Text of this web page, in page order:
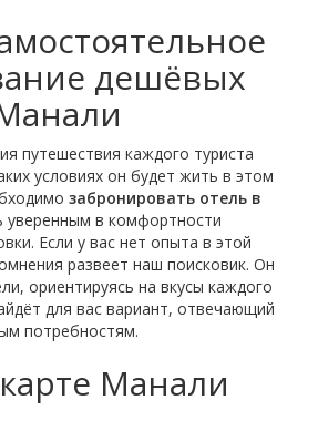
дешёвых
путешествия каждого туриста
условиях он будет жить в этом
забронировать отель в
уверенным в комфортности
Если у вас нет опыта в этой
развеет наш поисковик. Он
ориентируясь на вкусы каждого
для вас вариант, отвечающий
потребностям.
Манали